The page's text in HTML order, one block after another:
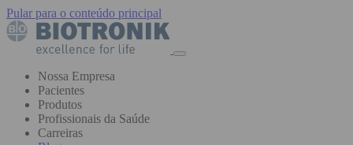
Pular para o conteúdo principal
Nossa Empresa
Pacientes
Produtos
Profissionais da Saúde
Carreiras